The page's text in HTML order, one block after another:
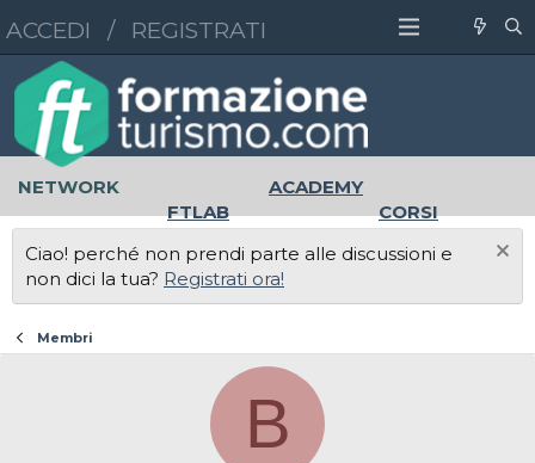
ACCEDI / REGISTRATI
NETWORK
ACADEMY
FTLAB
CORSI
LAVORO
Ciao! perché non prendi parte alle discussioni e
non dici la tua? Registrati ora!
Membri
B